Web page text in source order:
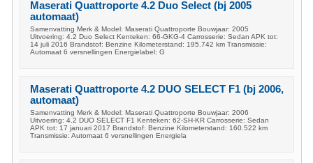
Maserati Quattroporte 4.2 Duo Select (bj 2005
automaat)
Samenvatting Merk & Model: Maserati Quattroporte Bouwjaar: 2005
Uitvoering: 4.2 Duo Select Kenteken: 66-GKG-4 Carrosserie: Sedan APK tot:
14 juli 2016 Brandstof: Benzine Kilometerstand: 195.742 km Transmissie:
Automaat 6 versnellingen Energielabel: G
Maserati Quattroporte 4.2 DUO SELECT F1 (bj 2006,
automaat)
Samenvatting Merk & Model: Maserati Quattroporte Bouwjaar: 2006
Uitvoering: 4.2 DUO SELECT F1 Kenteken: 62-SH-KR Carrosserie: Sedan
APK tot: 17 januari 2017 Brandstof: Benzine Kilometerstand: 160.522 km
Transmissie: Automaat 6 versnellingen Energiela